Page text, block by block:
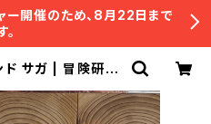
ー開催のため、8月22日まで
ド サガ | 冒険研究